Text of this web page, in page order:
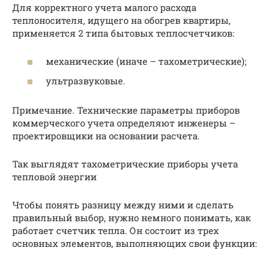
Для корректного учета малого расхода
теплоносителя, идущего на обогрев квартиры,
применяется 2 типа бытовых теплосчетчиков:
механические (иначе – тахометрические);
ультразвуковые.
Примечание. Технические параметры приборов
коммерческого учета определяют инженеры –
проектировщики на основании расчета.
Так выглядят тахометрические приборы учета
тепловой энергии
Чтобы понять разницу между ними и сделать
правильный выбор, нужно немного понимать, как
работает счетчик тепла. Он состоит из трех
основных элементов, выполняющих свои функции: